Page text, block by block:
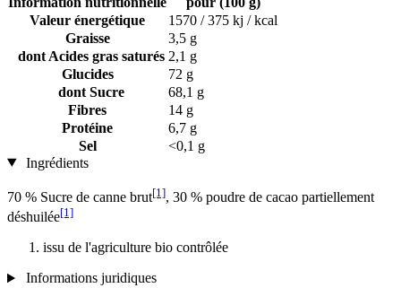
Valeur énergétique
1570 / 375 kj / kcal
Graisse
3,5 g
dont Acides gras saturés 2,1 g
Glucides
72 g
dont Sucre
68,1 g
Fibres
14 g
Protéine
6,7 g
Sel
<0,1 g
Ingrédients
70 % Sucre de canne brut[1], 30 % poudre de cacao partiellement
déshuilée[1]
issu de l'agriculture bio contrôlée
Informations juridiques